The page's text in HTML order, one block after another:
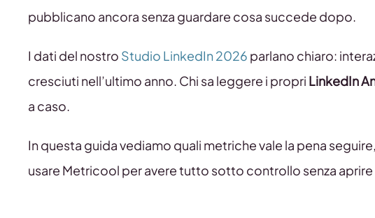
pubblicano ancora senza guardare cosa succede dopo.
I dati del nostro Studio LinkedIn 2026 parlano chiaro:
cresciuti nell’ultimo anno. Chi sa leggere i propri LinkedIn
a caso.
In questa guida vediamo quali metriche vale la pena
usare Metricool per avere tutto sotto controllo senza